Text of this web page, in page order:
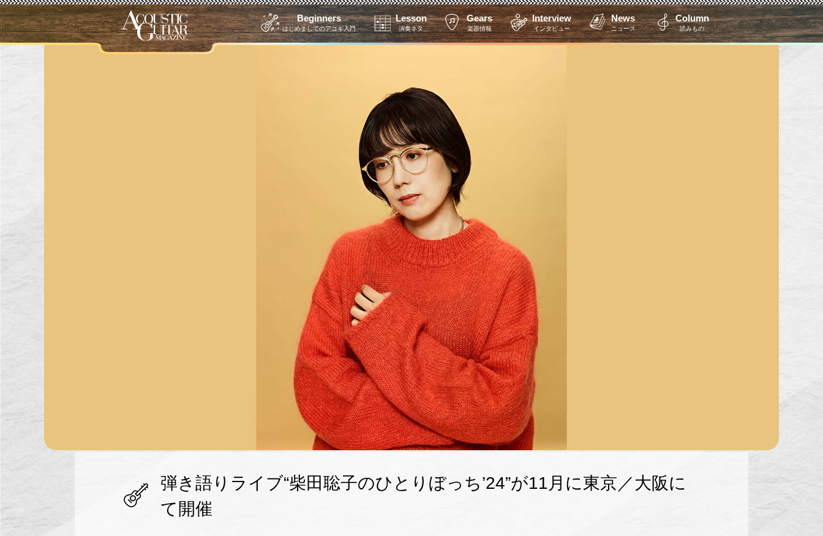
Beginners
はじめましてのアコギ入門
Lesson
演奏ネタ
Gears
楽器情報
Interview
インタビュー
News
ニュース
Column
読みもの
弾き語りライブ“柴田聡子のひとりぼっち’24”が11月に東京／大阪に
て開催